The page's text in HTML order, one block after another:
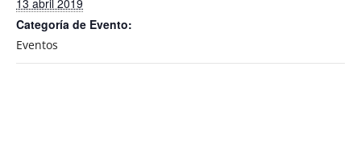
13 abril 2019
Categoría de Evento:
Eventos